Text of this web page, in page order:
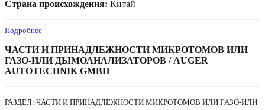
Страна происхождения: Китай
Подробнее
ЧАСТИ И ПРИНАДЛЕЖНОСТИ МИКРОТОМОВ ИЛИ
ГАЗО-ИЛИ ДЫМОАНАЛИЗАТОРОВ / AUGER
AUTOTECHNIK GMBH
РАЗДЕЛ: ЧАСТИ И ПРИНАДЛЕЖНОСТИ МИКРОТОМОВ ИЛИ ГАЗО-ИЛИ